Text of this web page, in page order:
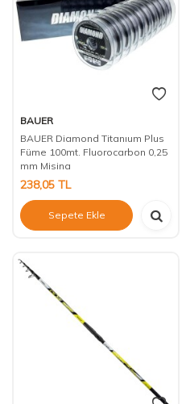
BAUER
BAUER Diamond Titanıum Plus
Füme 100mt. Fluorocarbon 0,25
mm Misina
238,05 TL
Sepete Ekle